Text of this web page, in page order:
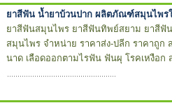
ยาสีฟัน น้ำยาบ้วนปาก ผลิตภัณฑ์สมุนไพร
ยาสีฟันสมุนไพร ยาสีฟันทิพย์สยาม ยาสีฟั
สมุนไพร จำหน่าย ราคาส่ง-ปลีก ราคาถู
นาด เลือดออกตามไรฟัน ฟันผุ โรคเหงือ